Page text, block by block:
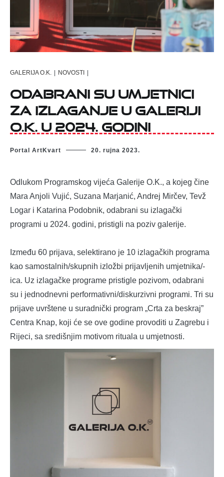
GALERIJA O.K. | NOVOSTI |
Odabrani su umjetnici
za izlaganje u Galeriji
O.K. u 2024. godini
Portal ArtKvart 20. rujna 2023.
Odlukom Programskog vijeća Galerije O.K., a kojeg čine
Mara Anjoli Vujić, Suzana Marjanić, Andrej Mirčev, Tevž
Logar i Katarina Podobnik, odabrani su izlagački
programi u 2024. godini, pristigli na poziv galerije.
Između 60 prijava, selektirano je 10 izlagačkih programa
kao samostalnih/skupnih izložbi prijavljenih umjetnika/-
ica. Uz izlagačke programe pristigle pozivom, odabrani
su i jednodnevni performativni/diskurzivni programi. Tri su
prijave uvrštene u suradnički program „Crta za beskraj”
Centra Knap, koji će se ove godine provoditi u Zagrebu i
Rijeci, sa središnjim motivom rituala u umjetnosti.